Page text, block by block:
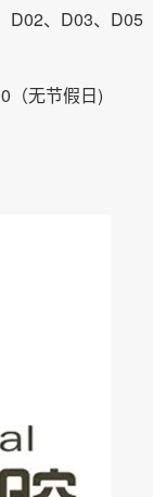
D02、D03、D05
（无节假日)